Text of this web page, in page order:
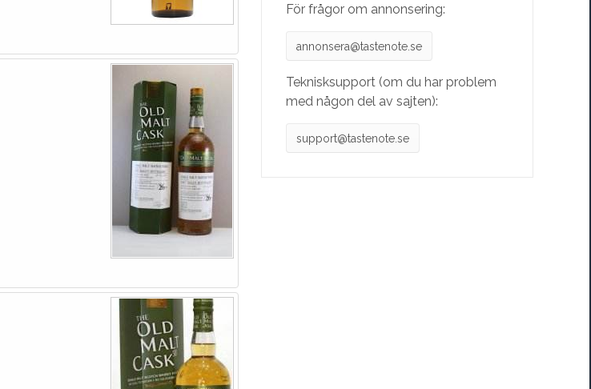
För frågor om annonsering:
annonsera@tastenote.se
Teknisksupport (om du har problem
med någon del av sajten):
support@tastenote.se